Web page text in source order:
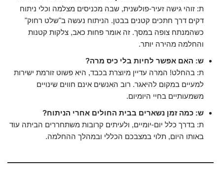
ת: זוהי גישה זעיר-פולשנית, שבה מכניסים מצלמה וכלי ניתוח
דקים דרך חתכים קטנים בבטן. הניתוח נעשה ב"שלט רחוק"
כשהמנתח צופה במסך. זה אומר פחות כאב, צלקות קטנות
והחלמה מהירה יותר.
ש: האם אפשר לחיות בלי כיס מרה?
ת: בהחלט! המרה עדיין מיוצרת בכבד, היא פשוט זורמת ישירות
למעיים במקום להיאגר. רוב האנשים אינם חווים שינויים
משמעותיים בחיי היומיום.
ש: כמה זמן נשארים בבית החולים אחרי הניתוח?
ת: בדרך כלל יום-יומיים, ולעיתים קרובות משתחררים הביתה עוד
באותו היום, תלוי במצבכם הכללי ובמהלך ההחלמה.